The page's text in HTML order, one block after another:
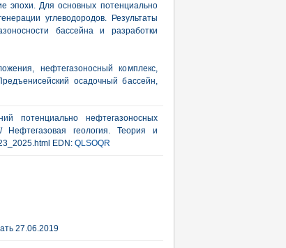
эпохи. Для основных потенциально
углеводородов. Результаты
бассейна и разработки
нефтегазоносный комплекс,
осадочный бассейн,
потенциально нефтегазоносных
Нефтегазовая геология. Теория и
EDN: QLSOQR
27.06.2019